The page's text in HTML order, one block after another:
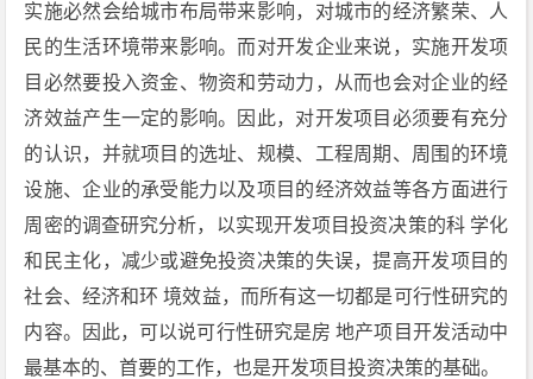
实施必然会给城市布局带来影响，对城市的经济繁荣、人
民的生活环境带来影响。而对开发企业来说，实施开发项
目必然要投入资金、物资和劳动力，从而也会对企业的经
济效益产生一定的影响。因此，对开发项目必须要有充分
的认识，并就项目的选址、规模、工程周期、周围的环境
设施、企业的承受能力以及项目的经济效益等各方面进行
周密的调查研究分析，以实现开发项目投资决策的科 学化
和民主化，减少或避免投资决策的失误，提高开发项目的
社会、经济和环 境效益，而所有这一切都是可行性研究的
内容。因此，可以说可行性研究是房 地产项目开发活动中
最基本的、首要的工作，也是开发项目投资决策的基础。